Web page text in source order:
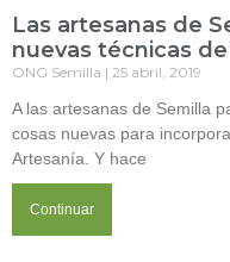
Las artesanas de
nuevas técnicas
ONG Semilla 25 abril, 2019
A las artesanas de Semilla
cosas nuevas para
Artesanía. Y hace
Continuar